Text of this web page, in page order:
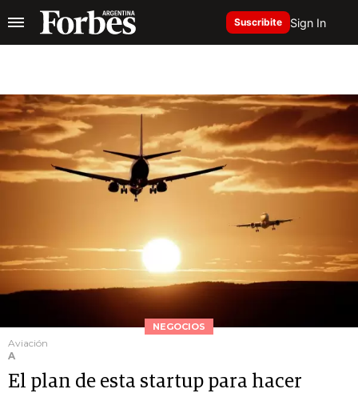
Suscribite Sign In
NEGOCIOS
Aviación
A
El plan de esta startup para hacer